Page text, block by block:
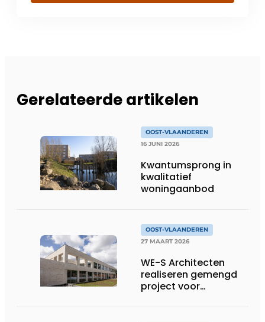
Gerelateerde artikelen
OOST-VLAANDEREN
16 JUNI 2026
Kwantumsprong in
kwalitatief
woningaanbod
OOST-VLAANDEREN
27 MAART 2026
WE-S Architecten
realiseren gemengd
project voor